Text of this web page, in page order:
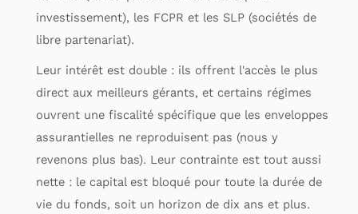
investissement), les FCPR et les SLP (sociétés de
libre partenariat).
Leur intérêt est double : ils offrent l'accès le plus
direct aux meilleurs gérants, et certains régimes
ouvrent une fiscalité spécifique que les enveloppes
assurantielles ne reproduisent pas (nous y
revenons plus bas). Leur contrainte est tout aussi
nette : le capital est bloqué pour toute la durée de
vie du fonds, soit un horizon de dix ans et plus.